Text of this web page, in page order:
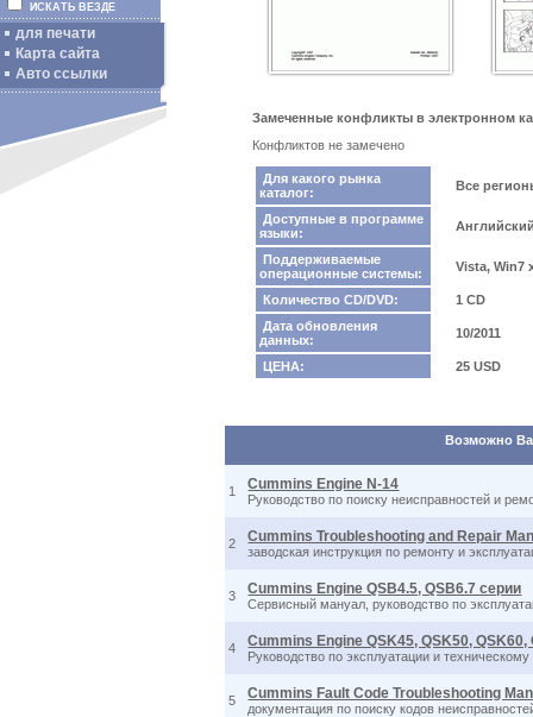
ИСКАТЬ ВЕЗДЕ
для печати
Карта сайта
Авто ссылки
Замеченные конфликты в электронном
Конфликтов не замечено
Для какого рынка
каталог:
Все
Доступные в программе
языки:
Поддерживаемые
операционные системы:
Vista, Win7
Количество CD/DVD:
1 CD
Дата обновления
данных:
10/2011
ЦЕНА: 25 USD
Возможно
1 Cummins Engine N-14
Руководство по поиску неисправностей и
2 Cummins Troubleshooting and Repair
заводская инструкция по ремонту и
3 Cummins Engine QSB4.5, QSB6.7 серии
Сервисный мануал, руководство по
4 Cummins Engine QSK45, QSK50, QSK60,
Руководство по эксплуатации и
5 Cummins Fault Code Troubleshooting
документация по поиску кодов